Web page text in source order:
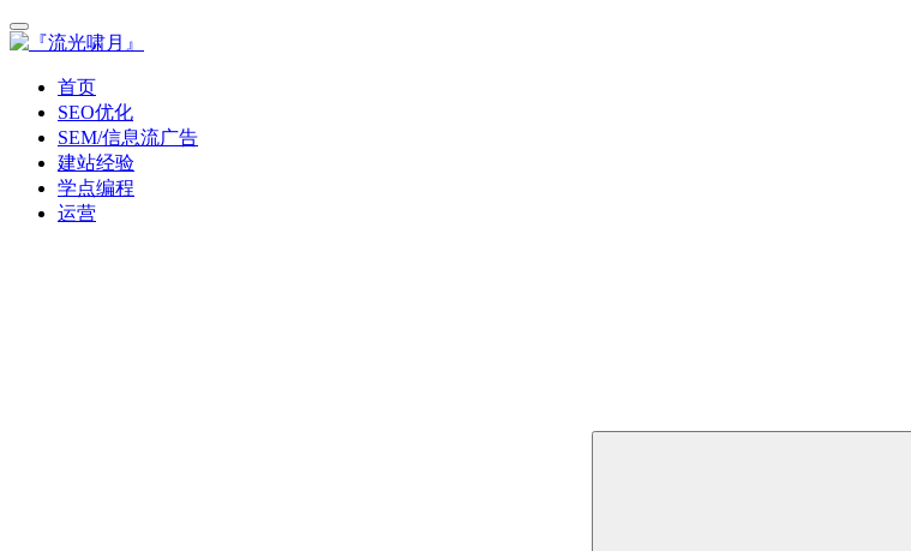
首页
SEO优化
SEM/信息流广告
建站经验
学点编程
运营